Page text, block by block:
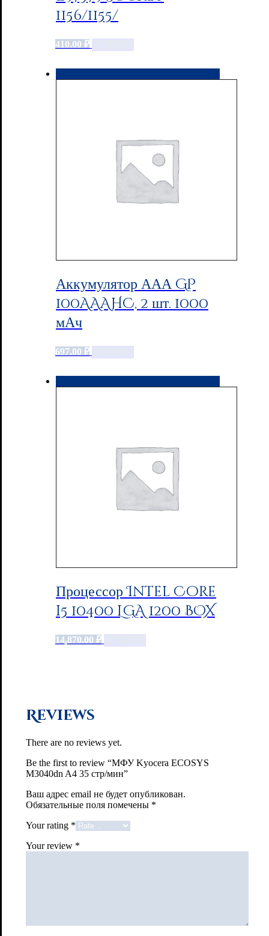
1156/1155/
410.00 ₽
Аккумулятор ААА GP
100AAAHC, 2 шт. 1000
мАч
697.00 ₽
Процессор Intel Core
i5 10400 LGA 1200 BOX
14,870.00 ₽
Reviews
There are no reviews yet.
Be the first to review “МФУ Kyocera ECOSYS
M3040dn A4 35 стр/мин”
Ваш адрес email не будет опубликован.
Обязательные поля помечены *
Your rating *
Your review *